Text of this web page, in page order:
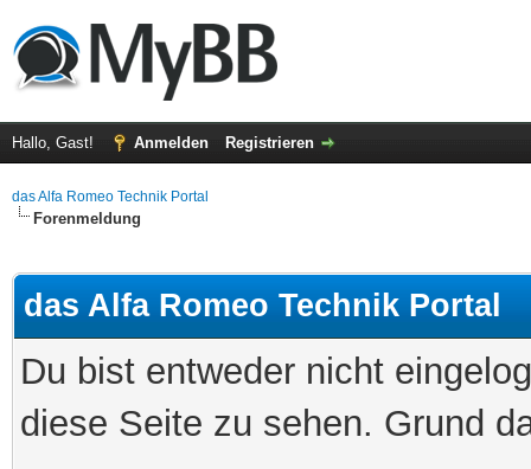
Hallo, Gast! Anmelden Registrieren
das Alfa Romeo Technik Portal
Forenmeldung
das Alfa Romeo Technik Portal
Du bist entweder nicht
diese Seite zu sehen. Grund